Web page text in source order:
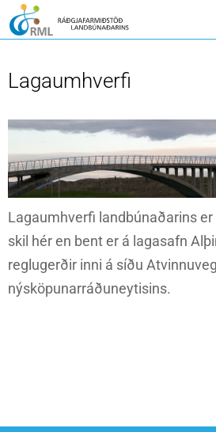
Lagaumhverfi
Lagaumhverfi landbúnaðarins er
skil hér en bent er á lagasafn
reglugerðir inni á síðu
nýsköpunarráðuneytisins.